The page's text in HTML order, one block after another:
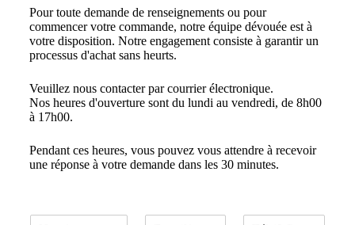
Pour toute demande de renseignements ou pour
commencer votre commande, notre équipe dévouée est à
votre disposition. Notre engagement consiste à garantir un
processus d'achat sans heurts.
Veuillez nous contacter par courrier électronique.
Nos heures d'ouverture sont du lundi au vendredi, de 8h00
à 17h00.
Pendant ces heures, vous pouvez vous attendre à recevoir
une réponse à votre demande dans les 30 minutes.